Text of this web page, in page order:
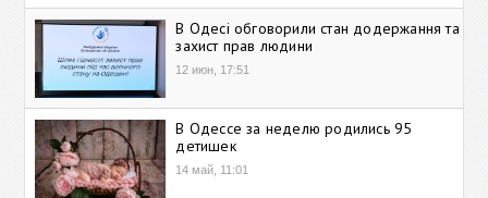
В Одесі обговорили стан додержання та
захист прав людини
12 июн, 17:51
В Одессе за неделю родились 95
детишек
14 май, 11:01